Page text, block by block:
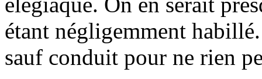
étant négligemment
sauf conduit pour ne rien